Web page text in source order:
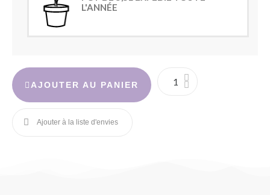
L'ANNÉE
AJOUTER AU PANIER